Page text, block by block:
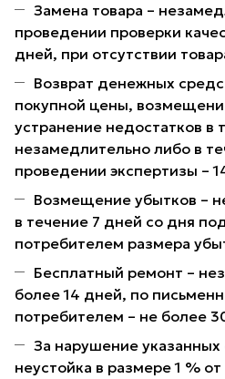
Замена товара –
проведении проверки
дней, при отсутствии
Возврат денежных
покупной цены,
устранение недостатков в
незамедлительно либо в
проведении экспертизы –
Возмещение убытков –
в течение 7 дней со дня
потребителем размера
Бесплатный ремонт –
более 14 дней, по
потребителем – не более
За нарушение указанных
неустойка в размере 1 %